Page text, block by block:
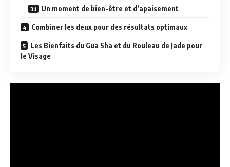
Un moment de bien-être et d’apaisement
Combiner les deux pour des résultats optimaux
Les Bienfaits du Gua Sha et du Rouleau de Jade pour
le Visage